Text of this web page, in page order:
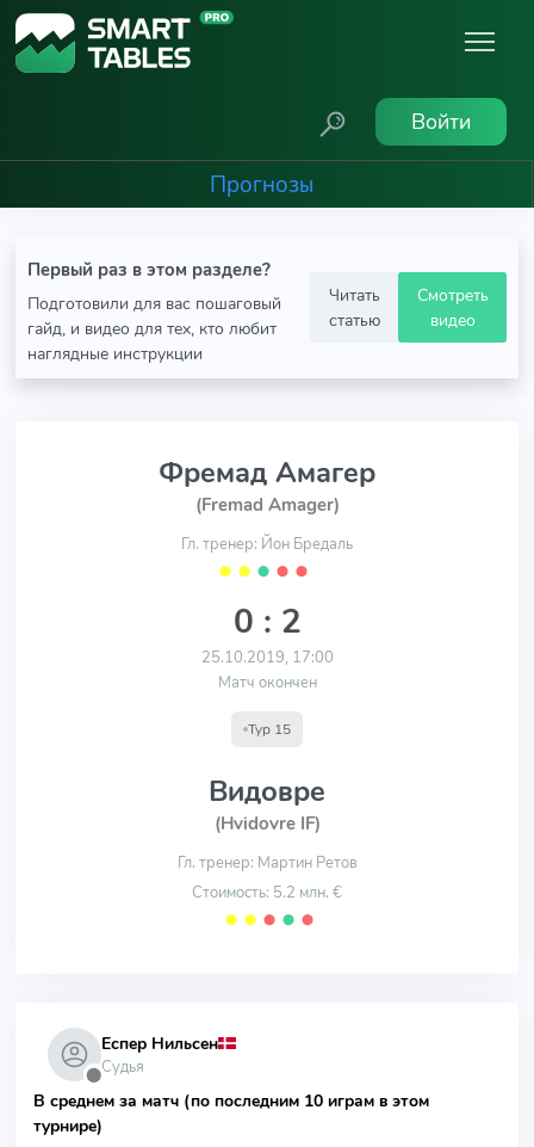
Войти
Прогнозы
Первый раз в этом разделе?
Подготовили для вас пошаговый
гайд, и видео для тех, кто любит
наглядные инструкции
Читать
статью
Смотреть
видео
Фремад Амагер
(Fremad Amager)
Гл. тренер: Йон Бредаль
⬤ ⬤ ⬤ ⬤ ⬤
0 : 2
25.10.2019, 17:00
Матч окончен
Тур 15
Видовре
(Hvidovre IF)
Гл. тренер: Мартин Ретов
Стоимость: 5.2 млн. €
⬤ ⬤ ⬤ ⬤ ⬤
⬤
Еспер Нильсен
Судья
В среднем за матч (по последним 10 играм в этом
турнире)